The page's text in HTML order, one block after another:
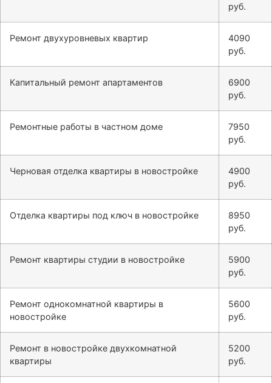
руб.
Ремонт двухуровневых квартир
4090
руб.
Капитальный ремонт апартаментов
6900
руб.
Ремонтные работы в частном доме
7950
руб.
Черновая отделка квартиры в новостройке
4900
руб.
Отделка квартиры под ключ в новостройке
8950
руб.
Ремонт квартиры студии в новостройке
5900
руб.
Ремонт однокомнатной квартиры в
новостройке
5600
руб.
Ремонт в новостройке двухкомнатной
квартиры
5200
руб.